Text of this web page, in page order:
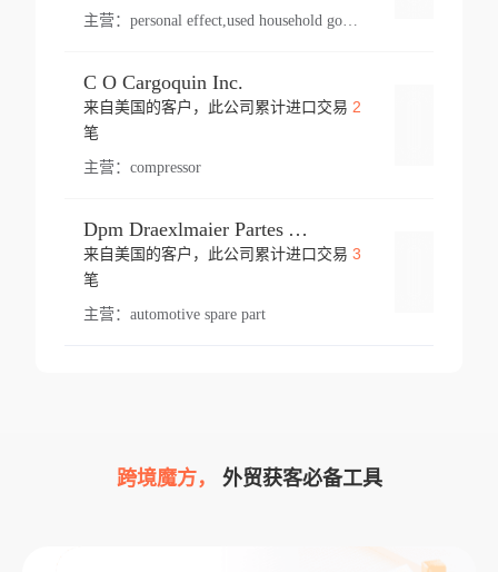
主营： personal effect,used household goods
C O Cargoquin Inc.
来自美国的客户，此公司累计进口交易 2
笔
主营： compressor
Dpm Draexlmaier Partes Automotrices Corr Ind Huejotzingo
来自美国的客户，此公司累计进口交易 3
笔
主营： automotive spare part
跨境魔方， 外贸获客必备工具